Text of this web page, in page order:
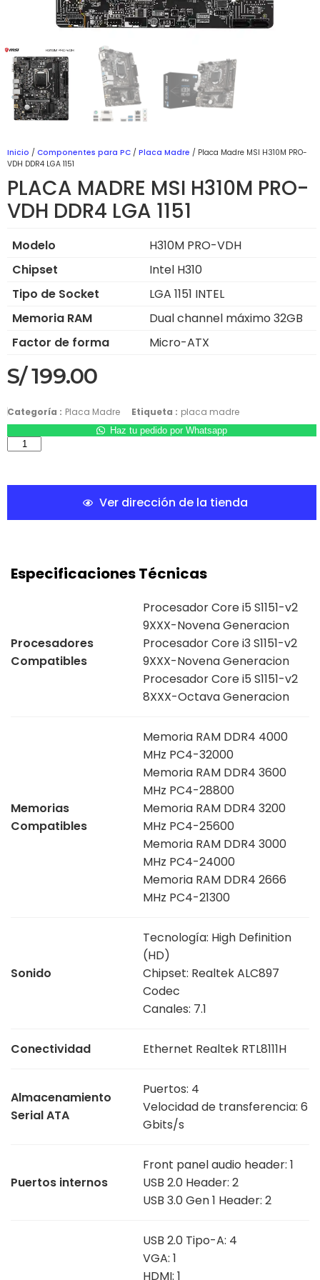
Inicio / Componentes para PC / Placa Madre / Placa Madre MSI H310M PRO-
VDH DDR4 LGA 1151
PLACA MADRE MSI H310M PRO-
VDH DDR4 LGA 1151
Modelo
H310M PRO-VDH
Chipset
Intel H310
Tipo de Socket
LGA 1151 INTEL
Memoria RAM
Dual channel máximo 32GB
Factor de forma
Micro-ATX
S/199.00
Categoría : Placa Madre Etiqueta : placa madre
Haz tu pedido por Whatsapp
Ver dirección de la tienda
Especificaciones Técnicas
Procesadores
Compatibles
Procesador Core i5 S1151-v2
9XXX-Novena Generacion
Procesador Core i3 S1151-v2
9XXX-Novena Generacion
Procesador Core i5 S1151-v2
8XXX-Octava Generacion
Memorias
Compatibles
Memoria RAM DDR4 4000
MHz PC4-32000
Memoria RAM DDR4 3600
MHz PC4-28800
Memoria RAM DDR4 3200
MHz PC4-25600
Memoria RAM DDR4 3000
MHz PC4-24000
Memoria RAM DDR4 2666
MHz PC4-21300
Sonido
Tecnología: High Definition
(HD)
Chipset: Realtek ALC897
Codec
Canales: 7.1
Conectividad Ethernet Realtek RTL8111H
Almacenamiento
Serial ATA
Puertos: 4
Velocidad de transferencia: 6
Gbits/s
Puertos internos
Front panel audio header: 1
USB 2.0 Header: 2
USB 3.0 Gen 1 Header: 2
USB 2.0 Tipo-A: 4
VGA: 1
HDMI: 1